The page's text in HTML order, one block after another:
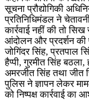
सूचना प्रौद्योगिकी
प्रतिनिधिमंडल ने
कार्रवाई नहीं की तो
आंदोलन और प्रदर्शन की
जोगिंदर सिंह, प्रतपाल
हैप्पी, गुरमीत सिंह
अमरजीत सिंह तथा जीत
पुलिस ने ज्ञापन लेकर
को निष्पक्ष कार्रवाई का